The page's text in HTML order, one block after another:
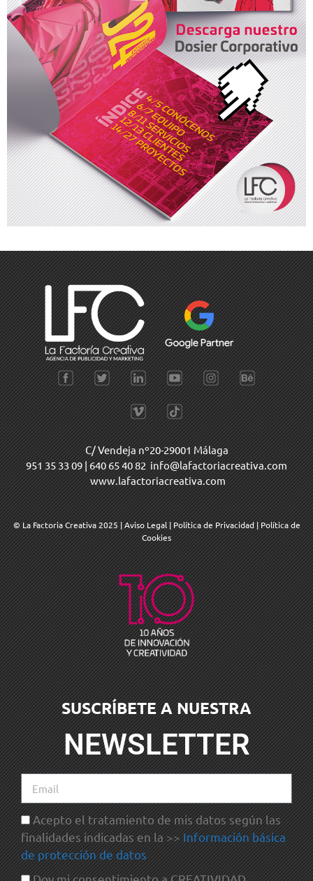
C/ Vendeja nº20-29001 Málaga
951 35 33 09 | 640 65 40 82 info@lafactoriacreativa.com
www.lafactoriacreativa.com
© La Factoria Creativa 2025 |Aviso Legal | Política de Privacidad | Política de
Cookies
SUSCRÍBETE A NUESTRA
NEWSLETTER
Acepto el tratamiento de mis datos según las
finalidades indicadas en la >> Información básica
de protección de datos